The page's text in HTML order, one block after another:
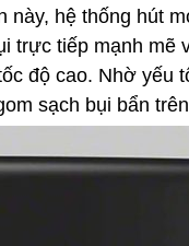
này, hệ thống hút
trực tiếp mạnh mẽ
độ cao. Nhờ yếu
sạch bụi bẩn